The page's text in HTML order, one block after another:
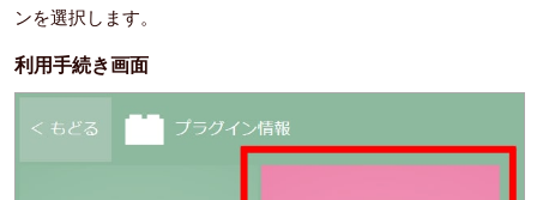
ンを選択します。
利用手続き画面